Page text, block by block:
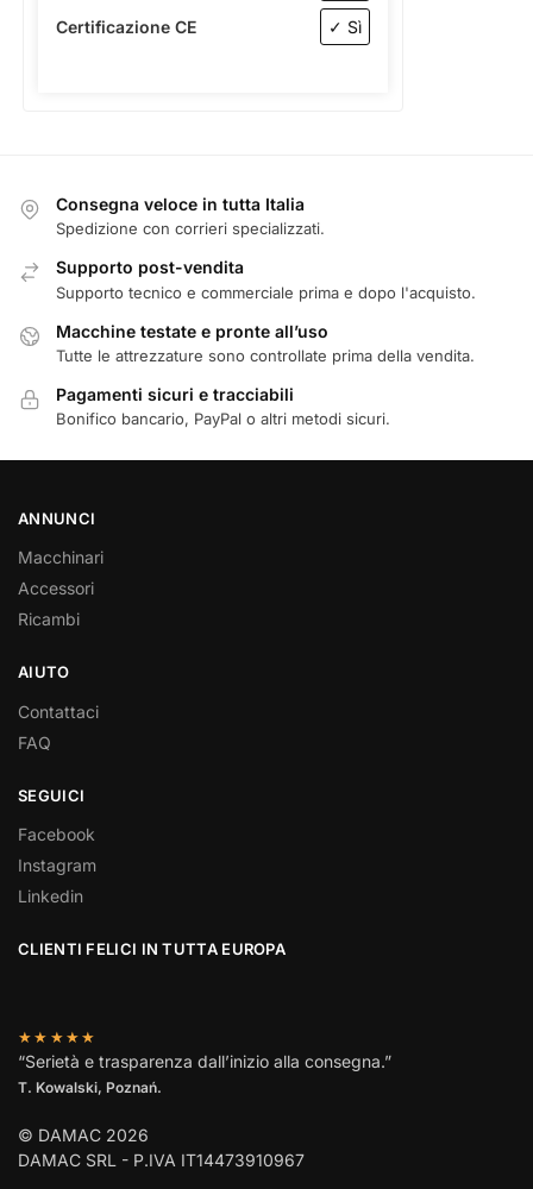
Certificazione CE ✓ Sì
Consegna veloce in tutta Italia
Spedizione con corrieri specializzati.
Supporto post-vendita
Supporto tecnico e commerciale prima e dopo l'acquisto.
Macchine testate e pronte all’uso
Tutte le attrezzature sono controllate prima della vendita.
Pagamenti sicuri e tracciabili
Bonifico bancario, PayPal o altri metodi sicuri.
ANNUNCI
Macchinari
Accessori
Ricambi
AIUTO
Contattaci
FAQ
SEGUICI
Facebook
Instagram
Linkedin
CLIENTI FELICI IN TUTTA EUROPA
★★★★★
“Serietà e trasparenza dall’inizio alla consegna.”
T. Kowalski, Poznań.
© DAMAC 2026
DAMAC SRL - P.IVA IT14473910967